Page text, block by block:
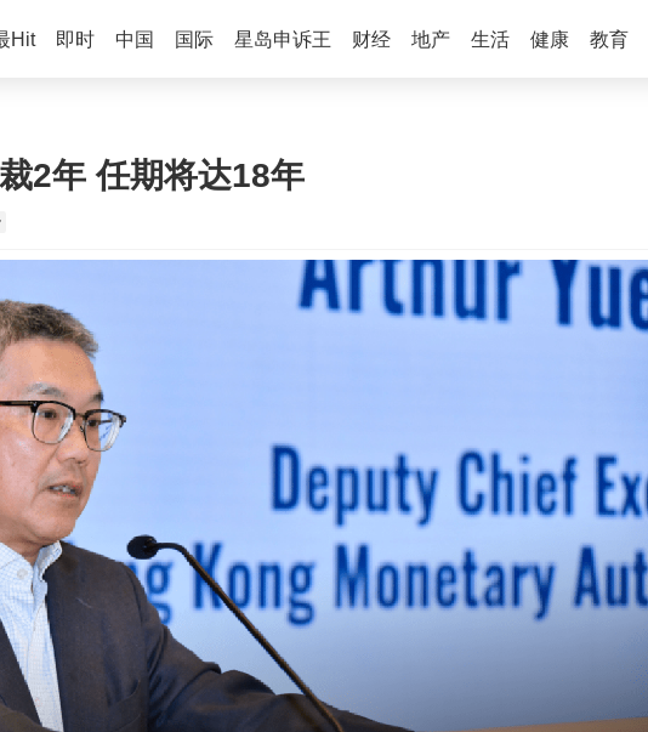
Hit 即时 中国 国际 星岛申诉王 财经 地产 生活 健康 教育
2年 任期将达18年